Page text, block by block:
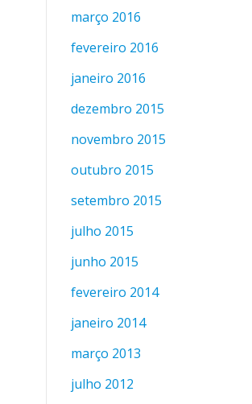
março 2016
fevereiro 2016
janeiro 2016
dezembro 2015
novembro 2015
outubro 2015
setembro 2015
julho 2015
junho 2015
fevereiro 2014
janeiro 2014
março 2013
julho 2012